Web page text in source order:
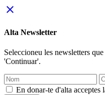
close
Alta Newsletter
Seleccioneu les newsletters
'Continuar'.
En donar-te d'alta acceptes